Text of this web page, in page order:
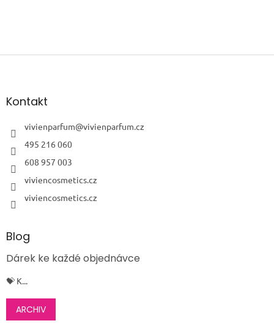
Z
aKontakt
vivienparfum@vivienparfum.cz
495 216 060
608 957 003
viviencosmetics.cz
viviencosmetics.cz
Blog
Dárek ke každé objednávce
💝 K...
ARCHIV